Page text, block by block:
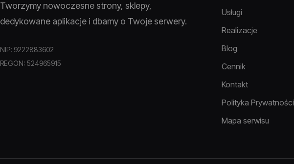
Tworzymy nowoczesne strony, sklepy,
dedykowane aplikacje i dbamy o Twoje serwery.
NIP: 9222883602
REGON: 524965915
Usługi
Realizacje
Blog
Cennik
Kontakt
Polityka Prywatności
Mapa serwisu